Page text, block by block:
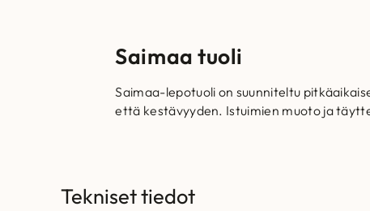
Saimaa tuoli
Saimaa-lepotuoli on suunniteltu
että kestävyyden. Istuimien muoto ja
Tekniset tiedot